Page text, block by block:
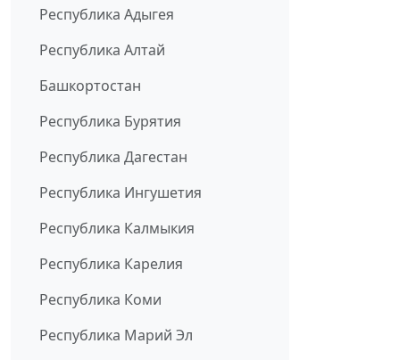
Республика Адыгея
Республика Алтай
Башкортостан
Республика Бурятия
Республика Дагестан
Республика Ингушетия
Республика Калмыкия
Республика Карелия
Республика Коми
Республика Марий Эл